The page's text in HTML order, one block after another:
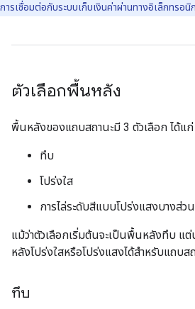
การเชื่อมต่อกับระบบเก็บเงินค่าผ่านทางอิเล็กทรอนิ
ตัวเลือกพื้นหลัง
พื้นหลังของแถบสถานะมี 3 ตัวเลือก ได้แก่
ทึบ
โปร่งใส
การไล่ระดับสีแบบโปร่งแสงบางส่วน
แม้ว่าตัวเลือกเริ่มต้นจะเป็นพื้นหลังทึบ
หลังโปร่งใสหรือโปร่งแสงได้สำหรับแถบส
ทึบ